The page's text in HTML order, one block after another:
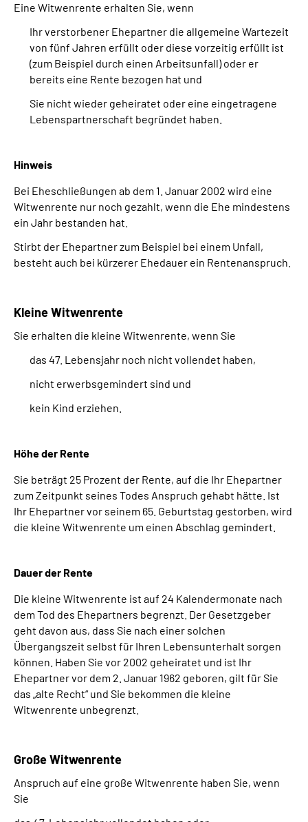
Suche
Eine Witwenrente erhalten Sie, wenn
Ihr verstorbener Ehepartner die allgemeine Wartezeit
von fünf Jahren erfüllt oder diese vorzeitig erfüllt ist
(zum Beispiel durch einen Arbeitsunfall) oder er
bereits eine Rente bezogen hat und
Sie nicht wieder geheiratet oder eine eingetragene
Lebenspartnerschaft begründet haben.
Hinweis
Bei Eheschließungen ab dem 1. Januar 2002 wird eine
Witwenrente nur noch gezahlt, wenn die Ehe mindestens
ein Jahr bestanden hat.
Stirbt der Ehepartner zum Beispiel bei einem Unfall,
besteht auch bei kürzerer Ehedauer ein Rentenanspruch.
Kleine Witwenrente
Sie erhalten die kleine Witwenrente, wenn Sie
das 47. Lebensjahr noch nicht vollendet haben,
nicht erwerbsgemindert sind und
kein Kind erziehen.
Höhe der Rente
Sie beträgt 25 Prozent der Rente, auf die Ihr Ehepartner
zum Zeitpunkt seines Todes Anspruch gehabt hätte. Ist
Ihr Ehepartner vor seinem 65. Geburtstag gestorben, wird
die kleine Witwenrente um einen Abschlag gemindert.
Dauer der Rente
Die kleine Witwenrente ist auf 24 Kalendermonate nach
dem Tod des Ehepartners begrenzt. Der Gesetzgeber
geht davon aus, dass Sie nach einer solchen
Übergangszeit selbst für Ihren Lebensunterhalt sorgen
können. Haben Sie vor 2002 geheiratet und ist Ihr
Ehepartner vor dem 2. Januar 1962 geboren, gilt für Sie
das „alte Recht“ und Sie bekommen die kleine
Witwenrente unbegrenzt.
Große Witwenrente
Anspruch auf eine große Witwenrente haben Sie, wenn
Sie